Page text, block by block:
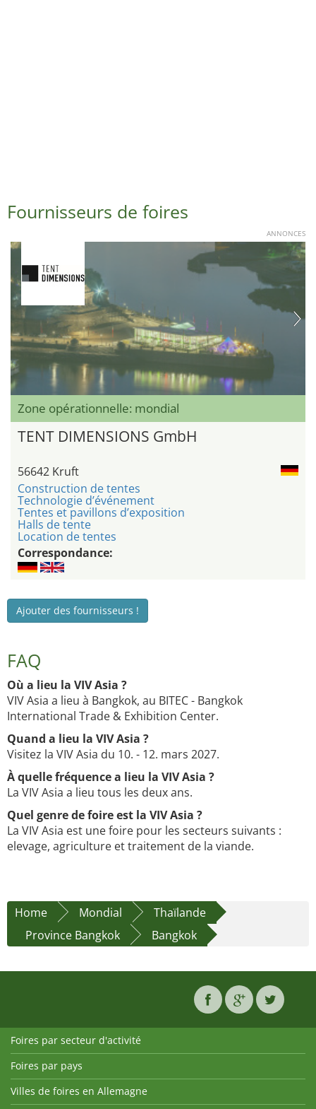
Fournisseurs de foires
ANNONCES
Zone opérationnelle: mondial
TENT DIMENSIONS GmbH
56642 Kruft
Construction de tentes
Technologie d’événement
Tentes et pavillons d’exposition
Halls de tente
Location de tentes
Correspondance:
Ajouter des fournisseurs !
FAQ
Où a lieu la VIV Asia ?
VIV Asia a lieu à Bangkok, au BITEC - Bangkok
International Trade & Exhibition Center.
Quand a lieu la VIV Asia ?
Visitez la VIV Asia du 10. - 12. mars 2027.
À quelle fréquence a lieu la VIV Asia ?
La VIV Asia a lieu tous les deux ans.
Quel genre de foire est la VIV Asia ?
La VIV Asia est une foire pour les secteurs suivants :
elevage, agriculture et traitement de la viande.
Home Mondial
Thaïlande
Province Bangkok
Bangkok
Foires par secteur d'activité
Foires par pays
Villes de foires en Allemagne